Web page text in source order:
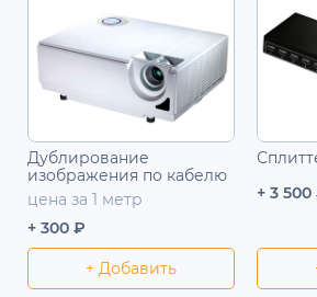
Дублирование
изображения по кабелю
цена за 1 метр
+ 300 ₽
+ Добавить
+ 3 500